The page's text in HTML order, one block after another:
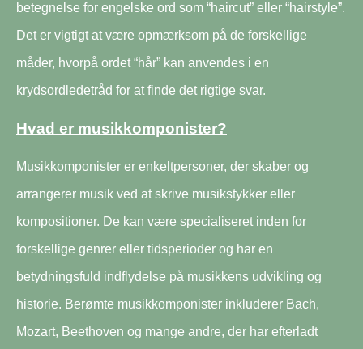
betegnelse for engelske ord som “haircut” eller “hairstyle”.
Det er vigtigt at være opmærksom på de forskellige
måder, hvorpå ordet “hår” kan anvendes i en
krydsordledetråd for at finde det rigtige svar.
Hvad er musikkomponister?
Musikkomponister er enkeltpersoner, der skaber og
arrangerer musik ved at skrive musikstykker eller
kompositioner. De kan være specialiseret inden for
forskellige genrer eller tidsperioder og har en
betydningsfuld indflydelse på musikkens udvikling og
historie. Berømte musikkomponister inkluderer Bach,
Mozart, Beethoven og mange andre, der har efterladt